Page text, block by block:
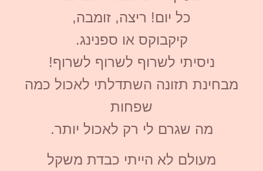
כל יום! ריצה, זומבה,
קיקבוקס או ספנינג.
ניסיתי לשרוף לשרוף לשרוף!
מבחינת תזונה השתדלתי לאכול כמה
שפחות
מה שגרם לי רק לאכול יותר.
מעולם לא הייתי כבדת משקל